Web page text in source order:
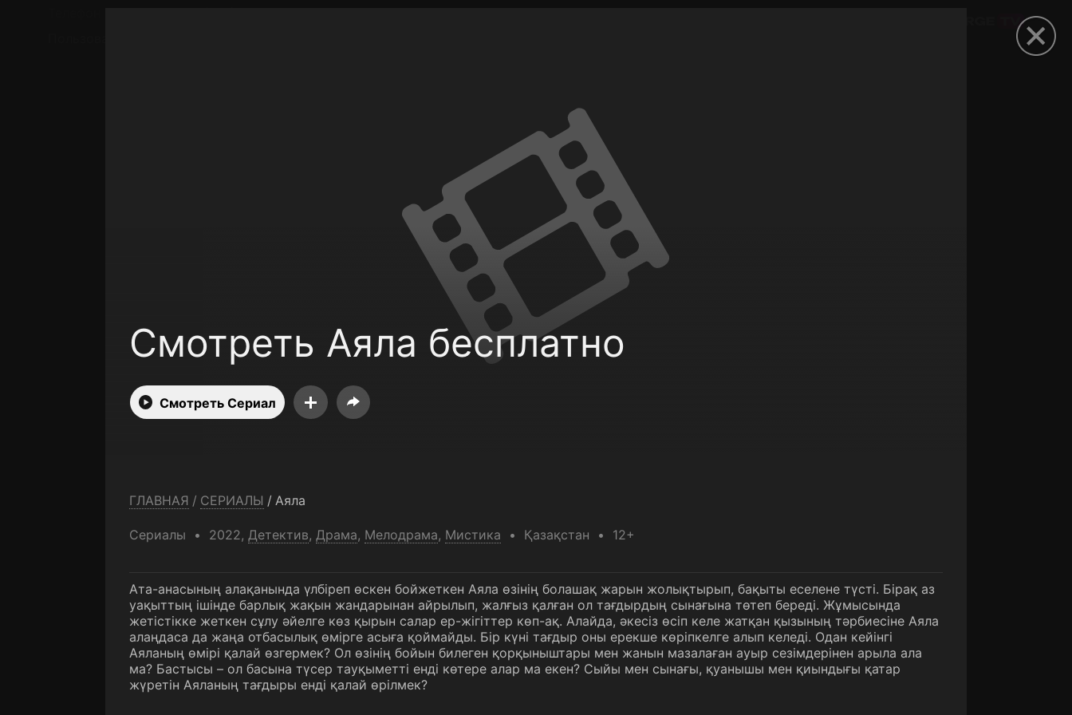
Смотреть Аяла бесплатно
Смотреть Сериал
ГЛАВНАЯ / СЕРИАЛЫ / Аяла
Сериалы 2022, Детектив, Драма, Мелодрама, Мистика Қазақстан 12+
Ата-анасының алақанында үлбіреп өскен бойжеткен Аяла өзінің болашақ жарын жолықтырып, бақыты еселене түсті. Бірақ аз
уақыттың ішінде барлық жақын жандарынан айрылып, жалғыз қалған ол тағдырдың сынағына төтеп береді. Жұмысында
жетістікке жеткен сұлу әйелге көз қырын салар ер-жігіттер көп-ақ. Алайда, әкесіз өсіп келе жатқан қызының тәрбиесіне Аяла
алаңдаса да жаңа отбасылық өмірге асыға қоймайды. Бір күні тағдыр оны ерекше көріпкелге алып келеді. Одан кейінгі
Аяланың өмірі қалай өзгермек? Ол өзінің бойын билеген қорқыныштары мен жанын мазалаған ауыр сезімдерінен арыла ала
ма? Бастысы – ол басына түсер тауқыметті енді көтере алар ма екен? Сыйы мен сынағы, қуанышы мен қиындығы қатар
жүретін Аяланың тағдыры енді қалай өрілмек?